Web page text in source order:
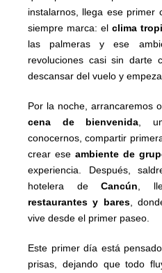
instalarnos, llega ese primer
siempre marca: el clima
las palmeras y ese
revoluciones casi sin darte
descansar del vuelo y
Por la noche, arrancaremos
cena de bienvenida ,
conocernos, compartir
crear ese ambiente de
experiencia. Después,
hotelera de Cancún ,
restaurantes y bares,
vive desde el primer paseo.
Este primer día está
prisas, dejando que todo